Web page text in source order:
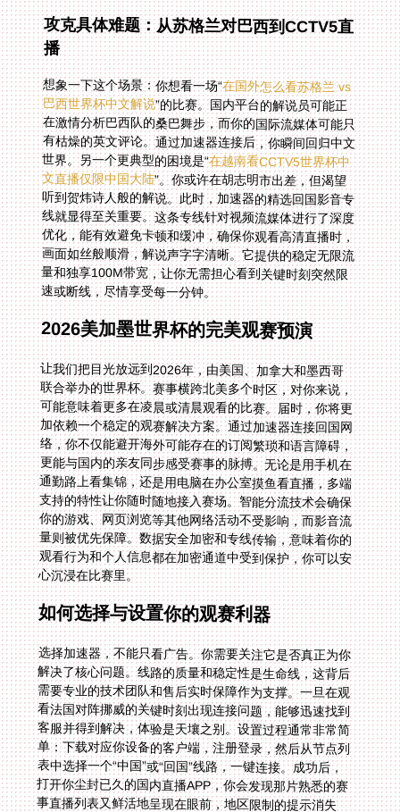
攻克具体难题：从苏格兰对巴西到CCTV5直
播
想象一下这个场景：你想看一场“在国外怎么看苏格兰 vs
巴西世界杯中文解说”的比赛。国内平台的解说员可能正
在激情分析巴西队的桑巴舞步，而你的国际流媒体可能只
有枯燥的英文评论。通过加速器连接后，你瞬间回归中文
世界。另一个更典型的困境是“在越南看CCTV5世界杯中
文直播仅限中国大陆”。你或许在胡志明市出差，但渴望
听到贺炜诗人般的解说。此时，加速器的精选回国影音专
线就显得至关重要。这条专线针对视频流媒体进行了深度
优化，能有效避免卡顿和缓冲，确保你观看高清直播时，
画面如丝般顺滑，解说声字字清晰。它提供的稳定无限流
量和独享100M带宽，让你无需担心看到关键时刻突然限
速或断线，尽情享受每一分钟。
2026美加墨世界杯的完美观赛预演
让我们把目光放远到2026年，由美国、加拿大和墨西哥
联合举办的世界杯。赛事横跨北美多个时区，对你来说，
可能意味着更多在凌晨或清晨观看的比赛。届时，你将更
加依赖一个稳定的观赛解决方案。通过加速器连接回国网
络，你不仅能避开海外可能存在的订阅繁琐和语言障碍，
更能与国内的亲友同步感受赛事的脉搏。无论是用手机在
通勤路上看集锦，还是用电脑在办公室摸鱼看直播，多端
支持的特性让你随时随地接入赛场。智能分流技术会确保
你的游戏、网页浏览等其他网络活动不受影响，而影音流
量则被优先保障。数据安全加密和专线传输，意味着你的
观看行为和个人信息都在加密通道中受到保护，你可以安
心沉浸在比赛里。
如何选择与设置你的观赛利器
选择加速器，不能只看广告。你需要关注它是否真正为你
解决了核心问题。线路的质量和稳定性是生命线，这背后
需要专业的技术团队和售后实时保障作为支撑。一旦在观
看法国对阵挪威的关键时刻出现连接问题，能够迅速找到
客服并得到解决，体验是天壤之别。设置过程通常非常简
单：下载对应你设备的客户端，注册登录，然后从节点列
表中选择一个“中国”或“回国”线路，一键连接。成功后，
打开你尘封已久的国内直播APP，你会发现那片熟悉的赛
事直播列表又鲜活地呈现在眼前，地区限制的提示消失
了。整个过程，就像拨动了一个开关，将你与故乡的精彩